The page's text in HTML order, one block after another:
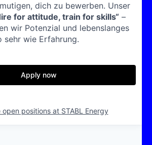
dich zu bewerben. Unser
for attitude, train for skills“ –
wir Potenzial und lebenslanges
sehr wie Erfahrung.
Apply now
open positions at STABL Energy